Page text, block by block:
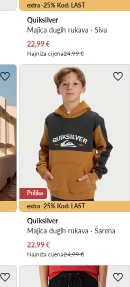
extra -25% Kod: LAST
Quiksilver
Majica dugih rukava · Siva
Trenutna cijena
22,99€
Najniža cijena24,99 €
extra -25% Kod: LAST
Prilika
Quiksilver
Majica dugih rukava · Šarena
Trenutna cijena
22,99€
Najniža cijena24,99 €